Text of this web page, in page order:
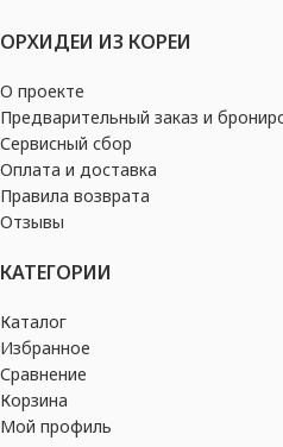
ОРХИДЕИ ИЗ КОРЕИ
О проекте
Предварительный заказ и
Сервисный сбор
Оплата и доставка
Правила возврата
Отзывы
КАТЕГОРИИ
Каталог
Избранное
Сравнение
Корзина
Мой профиль